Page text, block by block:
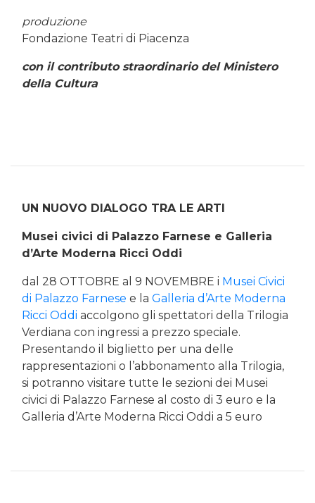
produzione
Fondazione Teatri di Piacenza
con il contributo straordinario del Ministero
della Cultura
UN NUOVO DIALOGO TRA LE ARTI
Musei civici di Palazzo Farnese e Galleria
d’Arte Moderna Ricci Oddi
dal 28 OTTOBRE al 9 NOVEMBRE i Musei Civici
di Palazzo Farnese e la Galleria d’Arte Moderna
Ricci Oddi accolgono gli spettatori della Trilogia
Verdiana con ingressi a prezzo speciale.
Presentando il biglietto per una delle
rappresentazioni o l’abbonamento alla Trilogia,
si potranno visitare tutte le sezioni dei Musei
civici di Palazzo Farnese al costo di 3 euro e la
Galleria d’Arte Moderna Ricci Oddi a 5 euro